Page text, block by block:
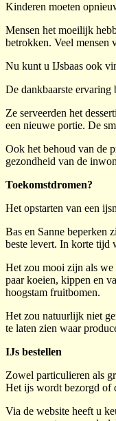
Kinderen moeten
Mensen het moeilijk
betrokken. Veel mensen
Nu kunt u IJsbaas ook
De dankbaarste ervaring
Ze serveerden het
een nieuwe portie. De
Ook het behoud van de
gezondheid van de
Toekomstdromen?
Het opstarten van een
Bas en Sanne beperken
beste levert. In korte tijd
Het zou mooi zijn als we
paar koeien, kippen en
hoogstam fruitbomen.
Het zou natuurlijk niet
te laten zien waar
IJs bestellen
Zowel particulieren als
Het ijs wordt bezorgd of
Via de website heeft u